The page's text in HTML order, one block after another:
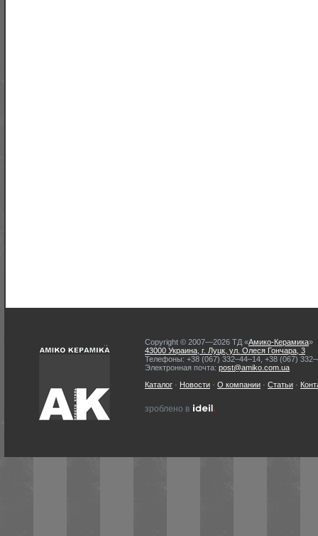
Copyright © 2007—2026 ТД «Амико-Керамика»
43000 Украина, г. Луцк, ул. Олеся Гончара, 3
Телефоны: +38 (067) 332–44–14, +38 (067)
Электронная почта: post@amiko.com.ua
Каталог · Новости · О компании · Статьи ·
зроблено в ideil.